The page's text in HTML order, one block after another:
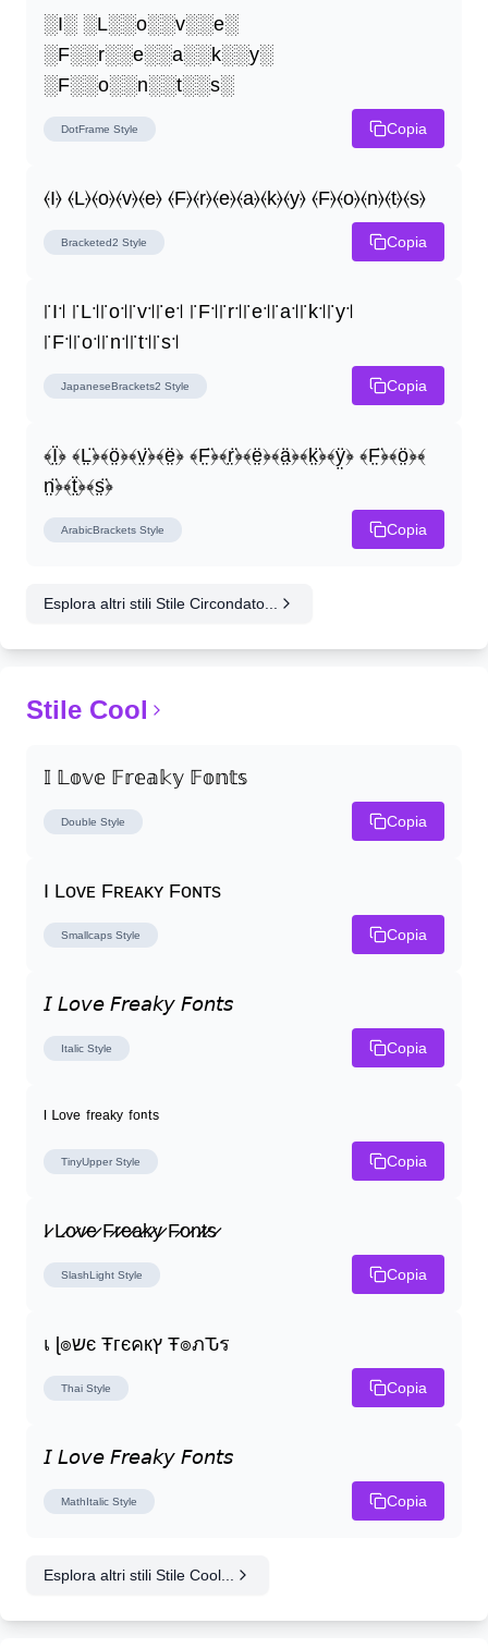
░I░ ░L░░o░░v░░e░
░F░░r░░e░░a░░k░░y░
░F░░o░░n░░t░░s░
DotFrame Style Copia
⦑I⦒ ⦑L⦒⦑o⦒⦑v⦒⦑e⦒ ⦑F⦒⦑r⦒⦑e⦒⦑a⦒⦑k⦒⦑y⦒ ⦑F⦒⦑o⦒⦑n⦒⦑t⦒⦑s⦒
Bracketed2 Style Copia
꜍I꜉ ꜍L꜉꜍o꜉꜍v꜉꜍e꜉ ꜍F꜉꜍r꜉꜍e꜉꜍a꜉꜍k꜉꜍y꜉
꜍F꜉꜍o꜉꜍n꜉꜍t꜉꜍s꜉
JapaneseBrackets2 Style Copia
﴾Ï̤﴿ ﴾L̤̈﴿﴾ö̤﴿﴾v̤̈﴿﴾ë̤﴿ ﴾F̤̈﴿﴾r̤̈﴿﴾ë̤﴿﴾ä̤﴿﴾k̤̈﴿﴾ÿ̤﴿ ﴾F̤̈﴿﴾ö̤﴿﴾
n̤̈﴿﴾ẗ̤﴿﴾s̤̈﴿
ArabicBrackets Style Copia
Esplora altri stili Stile Circondato...
Stile Cool
𝕀 𝕃𝕠𝕧𝕖 𝔽𝕣𝕖𝕒𝕜𝕪 𝔽𝕠𝕟𝕥𝕤
Double Style Copia
I Lᴏᴠᴇ Fʀᴇᴀᴋʏ Fᴏɴᴛs
Smallcaps Style Copia
𝘐 𝘓𝘰𝘷𝘦 𝘍𝘳𝘦𝘢𝘬𝘺 𝘍𝘰𝘯𝘵𝘴
Italic Style Copia
ᴵ ᴸᵒᵛᵉ ᶠʳᵉᵃᵏʸ ᶠᵒⁿᵗˢ
TinyUpper Style Copia
I̷ L̷o̷v̷e̷ F̷r̷e̷a̷k̷y̷ F̷o̷n̷t̷s̷
SlashLight Style Copia
เ ɭ๏שє Ŧгєคкץ Ŧ๏ภԎร
Thai Style Copia
𝘐 𝘓𝘰𝘷𝘦 𝘍𝘳𝘦𝘢𝘬𝘺 𝘍𝘰𝘯𝘵𝘴
MathItalic Style Copia
Esplora altri stili Stile Cool...